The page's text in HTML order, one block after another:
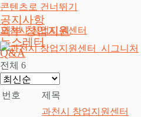
콘텐츠로 건너뛰기
과천시 창업지원센터
공지사항
외부 창업지원
뉴스레터
Q&A
전체 6
번호 제목
과천시 창업지원센터